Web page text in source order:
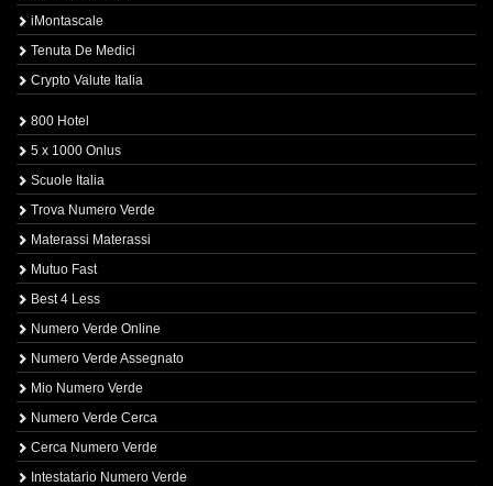
iMontascale
Tenuta De Medici
Crypto Valute Italia
800 Hotel
5 x 1000 Onlus
Scuole Italia
Trova Numero Verde
Materassi Materassi
Mutuo Fast
Best 4 Less
Numero Verde Online
Numero Verde Assegnato
Mio Numero Verde
Numero Verde Cerca
Cerca Numero Verde
Intestatario Numero Verde